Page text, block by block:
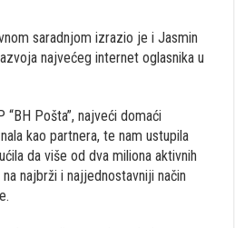
saradnjom izrazio je i Jasmin
najvećeg internet oglasnika u
Pošta”, najveći domaći
kao partnera, te nam ustupila
da više od dva miliona aktivnih
najbrži i najjednostavniji način